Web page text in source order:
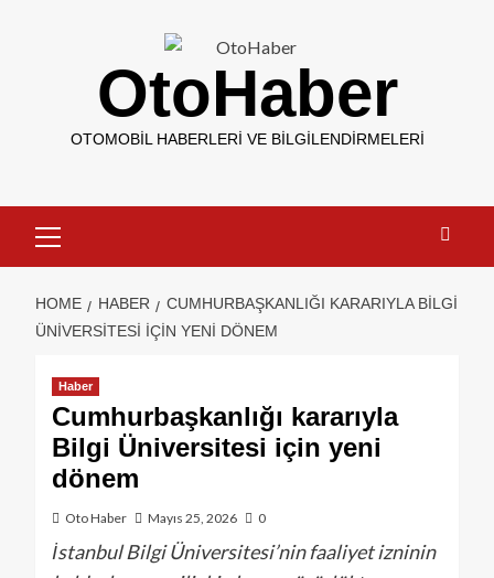
OtoHaber
OTOMOBIL HABERLERI VE BILGILENDIRMELERI
HOME HABER
CUMHURBAŞKANLIĞI KARARIYLA BILGI
ÜNIVERSITESI IÇIN YENI DÖNEM
Haber
Cumhurbaşkanlığı kararıyla
Bilgi Üniversitesi için yeni
dönem
Oto Haber Mayıs 25, 2026 0
İstanbul Bilgi Üniversitesi’nin faaliyet izninin